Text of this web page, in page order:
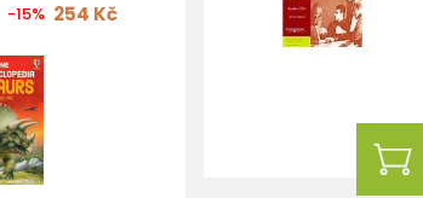
-15% 254 Kč